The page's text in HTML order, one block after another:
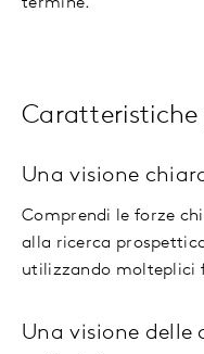
Caratteristiche
Una visione
Comprendi le forze
alla ricerca
utilizzando molteplici
Una visione